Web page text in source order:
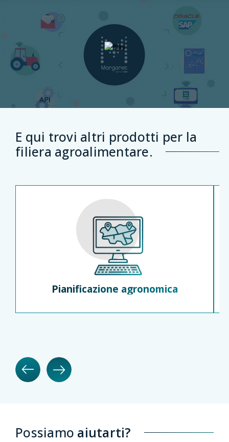
E qui trovi altri prodotti per la
filiera agroalimentare.
Pianificazione agronomica
Possiamo aiutarti?